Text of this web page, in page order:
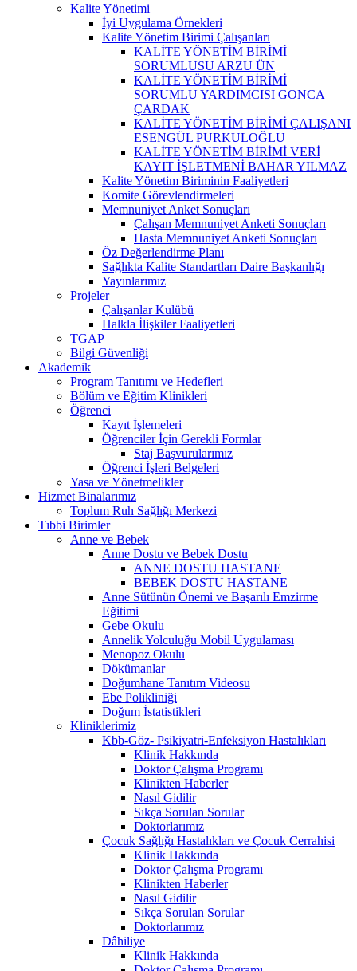
Kalite Yönetimi
İyi Uygulama Örnekleri
Kalite Yönetim Birimi Çalışanları
KALİTE YÖNETİM BİRİMİ
SORUMLUSU ARZU ÜN
KALİTE YÖNETİM BİRİMİ
SORUMLU YARDIMCISI GONCA
ÇARDAK
KALİTE YÖNETİM BİRİMİ ÇALIŞANI
ESENGÜL PURKULOĞLU
KALİTE YÖNETİM BİRİMİ VERİ
KAYIT İŞLETMENİ BAHAR YILMAZ
Kalite Yönetim Biriminin Faaliyetleri
Komite Görevlendirmeleri
Memnuniyet Anket Sonuçları
Çalışan Memnuniyet Anketi Sonuçları
Hasta Memnuniyet Anketi Sonuçları
Öz Değerlendirme Planı
Sağlıkta Kalite Standartları Daire Başkanlığı
Yayınlarımız
Projeler
Çalışanlar Kulübü
Halkla İlişkiler Faaliyetleri
TGAP
Bilgi Güvenliği
Akademik
Program Tanıtımı ve Hedefleri
Bölüm ve Eğitim Klinikleri
Öğrenci
Kayıt İşlemeleri
Öğrenciler İçin Gerekli Formlar
Staj Başvurularımız
Öğrenci İşleri Belgeleri
Yasa ve Yönetmelikler
Hizmet Binalarımız
Toplum Ruh Sağlığı Merkezi
Tıbbi Birimler
Anne ve Bebek
Anne Dostu ve Bebek Dostu
ANNE DOSTU HASTANE
BEBEK DOSTU HASTANE
Anne Sütünün Önemi ve Başarılı Emzirme
Eğitimi
Gebe Okulu
Annelik Yolculuğu Mobil Uygulaması
Menopoz Okulu
Dökümanlar
Doğumhane Tanıtım Videosu
Ebe Polikliniği
Doğum İstatistikleri
Kliniklerimiz
Kbb-Göz- Psikiyatri-Enfeksiyon Hastalıkları
Klinik Hakkında
Doktor Çalışma Programı
Klinikten Haberler
Nasıl Gidilir
Sıkça Sorulan Sorular
Doktorlarımız
Çocuk Sağlığı Hastalıkları ve Çocuk Cerrahisi
Klinik Hakkında
Doktor Çalışma Programı
Klinikten Haberler
Nasıl Gidilir
Sıkça Sorulan Sorular
Doktorlarımız
Dâhiliye
Klinik Hakkında